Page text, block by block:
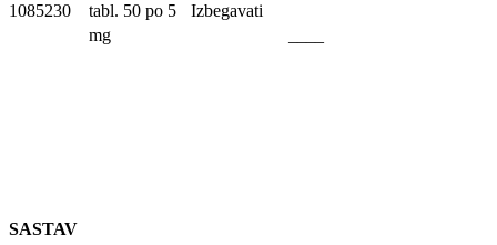
1085230
tabl. 50 po 5
mg
Izbegavati
SASTAV